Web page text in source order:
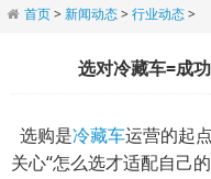
首页>新闻动态>行业动态>
选对冷藏车=成
选购是冷藏车运营的起
关心“怎么选才适配自己